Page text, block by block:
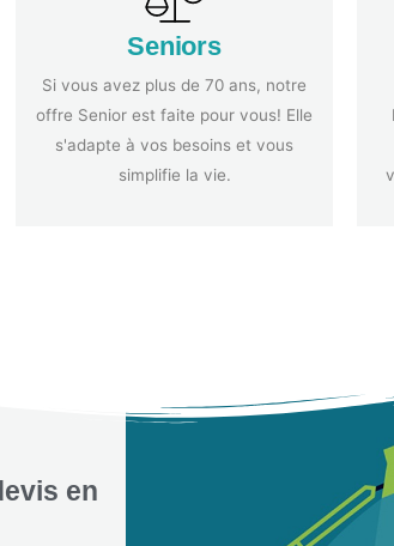
Seniors
Si vous avez plus de 70 ans, notre
offre Senior est faite pour vous! Elle
s'adapte à vos besoins et vous
simplifie la vie.
en